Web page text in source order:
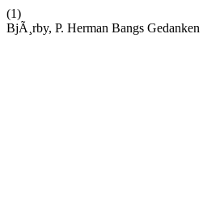
(1)
BjÃ¸rby, P. Herman Bangs